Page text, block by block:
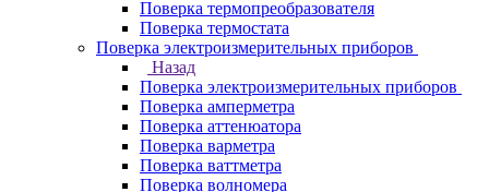
Поверка термопреобразователя
Поверка термостата
Поверка электроизмерительных приборов
Назад
Поверка электроизмерительных приборов
Поверка амперметра
Поверка аттенюатора
Поверка варметра
Поверка ваттметра
Поверка волномера